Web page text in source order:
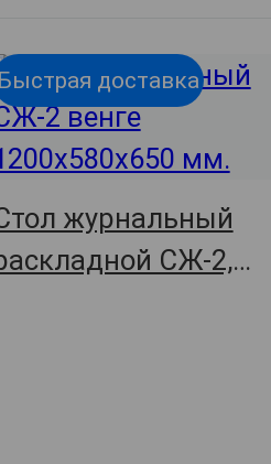
Быстрая доставка
журнальный
СЖ-2,